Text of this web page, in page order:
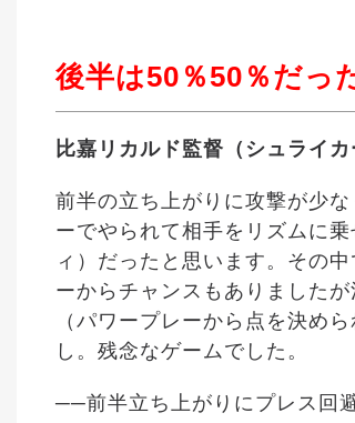
後半は50％50％だっ
比嘉リカルド監督（シュライカ
前半の立ち上がりに攻撃が少
ーでやられて相手をリズムに
ィ）だったと思います。その
ーからチャンスもありました
（パワープレーから点を決め
し。残念なゲームでした。
──前半立ち上がりにプレス回